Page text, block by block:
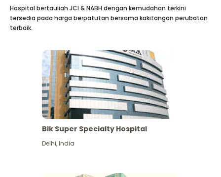
Hospital bertauliah JCI & NABH dengan kemudahan terkini
tersedia pada harga berpatutan bersama kakitangan perubatan
terbaik.
Blk Super Specialty Hospital
Delhi,India